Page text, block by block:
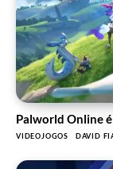
Palworld Online
VIDEOJOGOS DAVID